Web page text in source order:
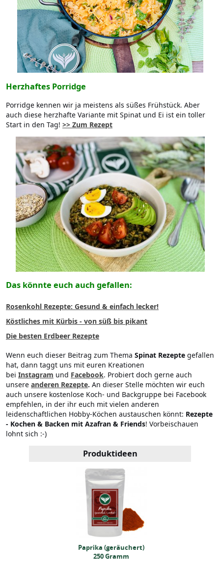
Herzhaftes Porridge
Porridge kennen wir ja meistens als süßes Frühstück. Aber
auch diese herzhafte Variante mit Spinat und Ei ist ein toller
Start in den Tag! >> Zum Rezept
Das könnte euch auch gefallen:
Rosenkohl Rezepte: Gesund & einfach lecker!
Köstliches mit Kürbis - von süß bis pikant
Die besten Erdbeer Rezepte
Wenn euch dieser Beitrag zum Thema Spinat Rezepte gefallen
hat, dann taggt uns mit euren Kreationen
bei Instagram und Facebook. Probiert doch gerne auch
unsere anderen Rezepte. An dieser Stelle möchten wir euch
auch unsere kostenlose Koch- und Backgruppe bei Facebook
empfehlen, in der ihr euch mit vielen anderen
leidenschaftlichen Hobby-Köchen austauschen könnt: Rezepte
- Kochen & Backen mit Azafran & Friends! Vorbeischauen
lohnt sich :-)
Produktideen
Paprika (geräuchert)
250 Gramm